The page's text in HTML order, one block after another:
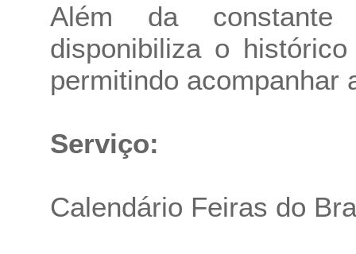
Além da constante
disponibiliza o
permitindo acompanhar
Serviço:
Calendário Feiras do